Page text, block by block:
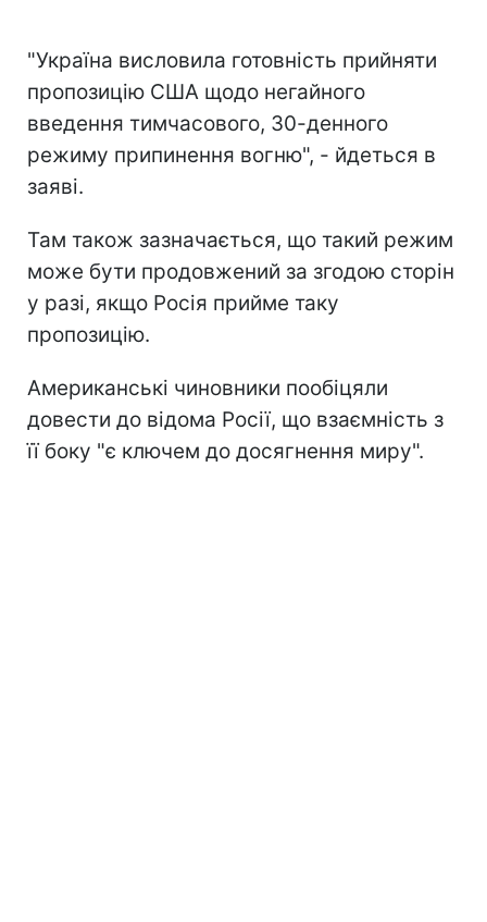
"Україна висловила готовність прийняти
пропозицію США щодо негайного
введення тимчасового, 30-денного
режиму припинення вогню", - йдеться в
заяві.
Там також зазначається, що такий режим
може бути продовжений за згодою сторін
у разі, якщо Росія прийме таку
пропозицію.
Американські чиновники пообіцяли
довести до відома Росії, що взаємність з
її боку "є ключем до досягнення миру".